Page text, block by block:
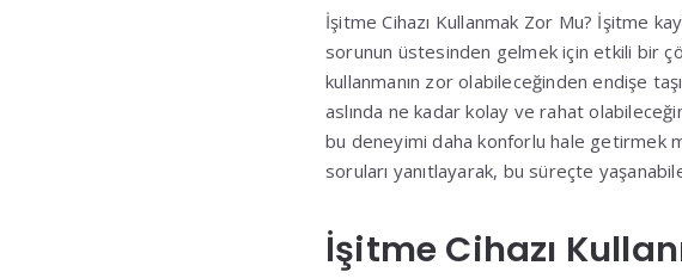
İşitme Cihazı Kullanmak Zor Mu? İşitme
sorunun üstesinden gelmek için etkili bir
kullanmanın zor olabileceğinden endişe
aslında ne kadar kolay ve rahat
bu deneyimi daha konforlu hale getirmek
soruları yanıtlayarak, bu süreçte
İşitme Cihazı